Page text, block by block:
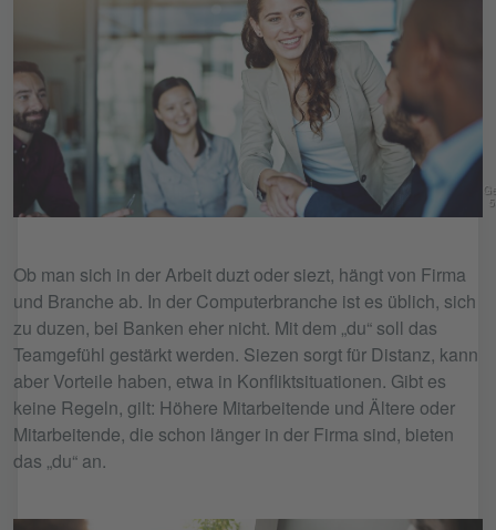
Ob man sich in der Arbeit duzt oder siezt, hängt von Firma
und Branche ab. In der Computerbranche ist es üblich, sich
zu duzen, bei Banken eher nicht. Mit dem „du“ soll das
Teamgefühl gestärkt werden. Siezen sorgt für Distanz, kann
aber Vorteile haben, etwa in Konfliktsituationen. Gibt es
keine Regeln, gilt: Höhere Mitarbeitende und Ältere oder
Mitarbeitende, die schon länger in der Firma sind, bieten
das „du“ an.